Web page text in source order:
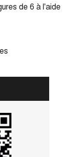
de 6 à l'aide